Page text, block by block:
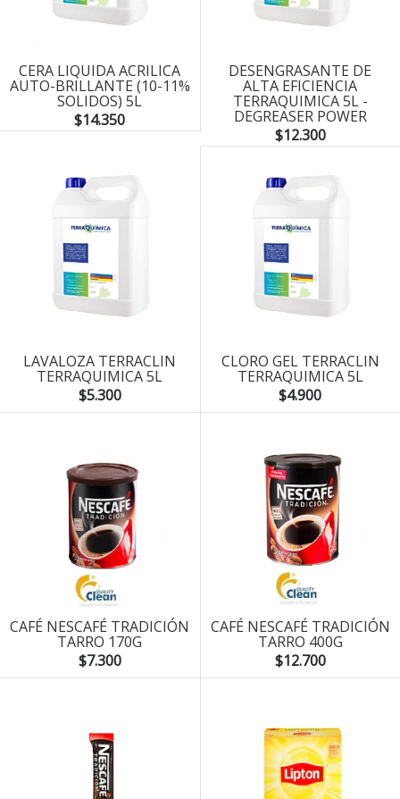
CERA LIQUIDA ACRILICA
AUTO-BRILLANTE (10-11%
SOLIDOS) 5L
$14.350
DESENGRASANTE DE
ALTA EFICIENCIA
TERRAQUIMICA 5L -
DEGREASER POWER
$12.300
LAVALOZA TERRACLIN
TERRAQUIMICA 5L
$5.300
CLORO GEL TERRACLIN
TERRAQUIMICA 5L
$4.900
CAFÉ NESCAFÉ TRADICIÓN
TARRO 170G
$7.300
CAFÉ NESCAFÉ TRADICIÓN
TARRO 400G
$12.700